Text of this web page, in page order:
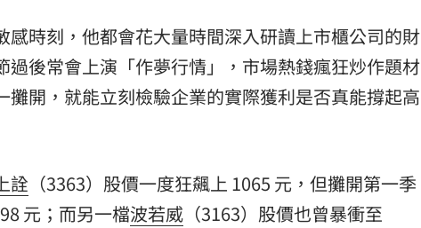
時刻，他都會花大量時間深入研讀上市櫃公司的財
後常會上演「作夢行情」，市場熱錢瘋狂炒作題材
開，就能立刻檢驗企業的實際獲利是否真能撐起高
詮 （3363）股價一度狂飆上 1065 元，但攤開第一季
元；而另一檔波若威 （3163）股價也曾暴衝至